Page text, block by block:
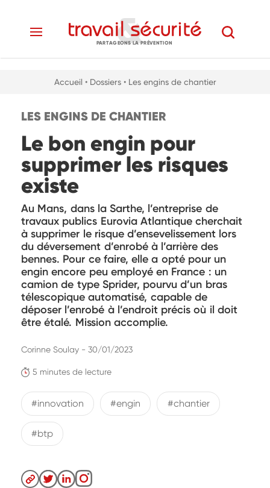
PARTAGEONS LA PRÉVENTION
Accueil • Dossiers • Les engins de chantier
LES ENGINS DE CHANTIER
Le bon engin pour
supprimer les risques
existe
Au Mans, dans la Sarthe, l’entreprise de
travaux publics Eurovia Atlantique cherchait
à supprimer le risque d’ensevelissement lors
du déversement d’enrobé à l’arrière des
bennes. Pour ce faire, elle a opté pour un
engin encore peu employé en France : un
camion de type Sprider, pourvu d’un bras
télescopique automatisé, capable de
déposer l’enrobé à l’endroit précis où il doit
être étalé. Mission accomplie.
5 minutes de lecture
Corinne Soulay - 30/01/2023
#innovation #engin #chantier
#btp